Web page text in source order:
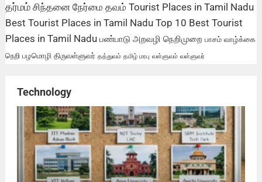
தர்மம் சிந்தனை நேர்மை தவம் Tourist Places in Tamil Nadu
Best Tourist Places in Tamil Nadu Top 10 Best Tourist
Places in Tamil Nadu பண்பாடு அறவழி நெறிமுறை பாசம் வாழ்க்கை
நெறி பழமொழி திருவள்ளுவர் தத்துவம் தமிழ் மரபு வள்ளுவம் வள்ளுவர்
Technology